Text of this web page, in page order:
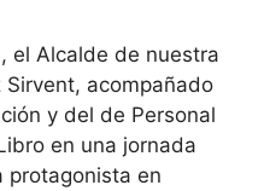
el Alcalde de nuestra
acompañado
y del de Personal
en una jornada
protagonista en